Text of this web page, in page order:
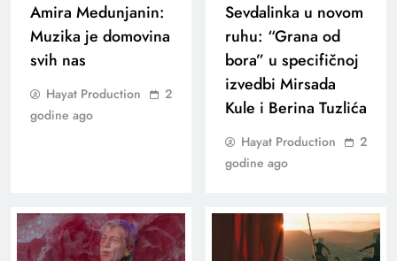
Amira Medunjanin:
Muzika je domovina
svih nas
Hayat Production
2
godine ago
Sevdalinka u novom
ruhu: “Grana od
bora” u specifičnoj
izvedbi Mirsada
Kule i Berina Tuzlića
Hayat Production
2
godine ago